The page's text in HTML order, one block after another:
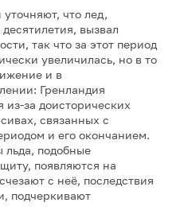
что лед,
вызвал
так что за этот период
увеличилась, но в то
и в
Гренландия
из-за доисторических
связанных с
и его окончанием.
льда, подобные
появляются на
с неё, последствия
подчеркивают